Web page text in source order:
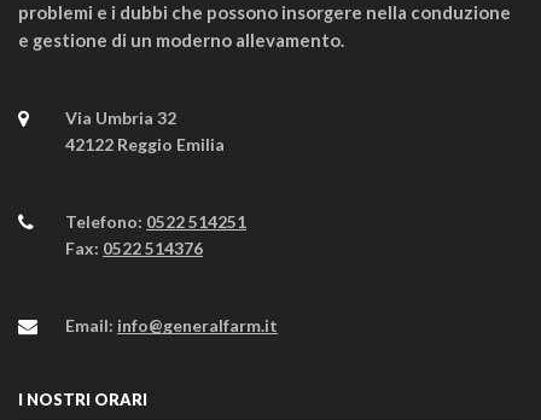
problemi e i dubbi che possono insorgere nella conduzione
e gestione di un moderno allevamento.
Via Umbria 32
42122 Reggio Emilia
Telefono: 0522 514251
Fax: 0522 514376
Email: info@generalfarm.it
I NOSTRI ORARI